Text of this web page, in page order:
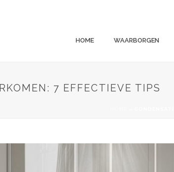
HOME WAARBORGEN
7 EFFECTIEVE TIPS